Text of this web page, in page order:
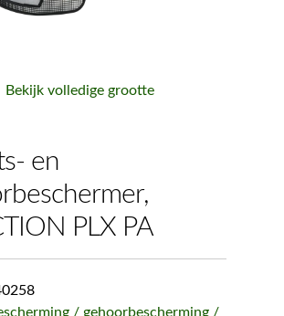
Bekijk volledige grootte
en
PLX PA
/ gehoorbescherming /